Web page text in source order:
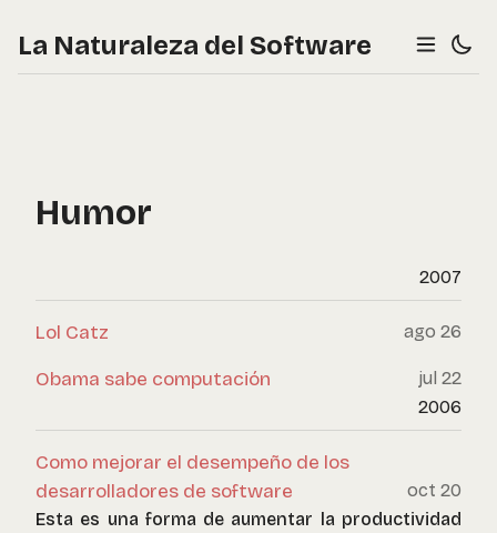
La Naturaleza del Software
Humor
2007
Lol Catz ago 26
Obama sabe computación
jul 22
2006
Como mejorar el desempeño de los
desarrolladores de software
oct 20
Esta es una forma de aumentar la productividad